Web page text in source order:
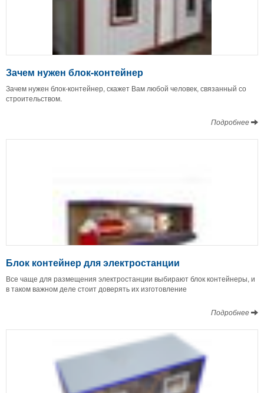
Зачем нужен блок-контейнер
Зачем нужен блок-контейнер, скажет Вам любой человек, связанный со
строительством.
Подробнее
Блок контейнер для электростанции
Все чаще для размещения электростанции выбирают блок контейнеры, и
в таком важном деле стоит доверять их изготовление
Подробнее